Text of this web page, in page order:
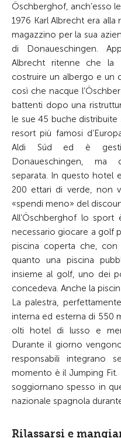
Öschberghof, anch’esso
1976 Karl Albrecht era
magazzino per la sua
di Donaueschingen.
Albrecht ritenne che la
costruire un albergo e un
così che nacque
battenti dopo una
le sue 45 buche
resort più famosi
Aldi Süd ed è
Donaueschingen, ma
separata. In questo hotel
200 ettari di verde, non
«spendi meno» del
All’Öschberghof lo
necessario giocare a golf
piscina coperta che,
quanto una piscina
insieme al golf, uno dei
concedeva. Anche la
La palestra,
interna ed esterna di 550
olti hotel di lusso e
Durante il giorno
responsabili integrano
momento è il Jumping
soggiornano spesso in
nazionale spagnola
Rilassarsi e